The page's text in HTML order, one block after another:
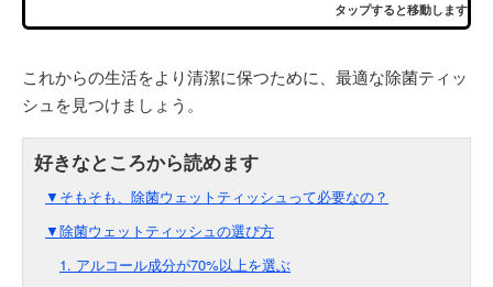
タップすると移動します
これからの生活をより清潔に保つために、最適な除菌ティッ
シュを見つけましょう。
▼そもそも、除菌ウェットティッシュって必要なの？
▼除菌ウェットティッシュの選び方
1. アルコール成分が70%以上を選ぶ